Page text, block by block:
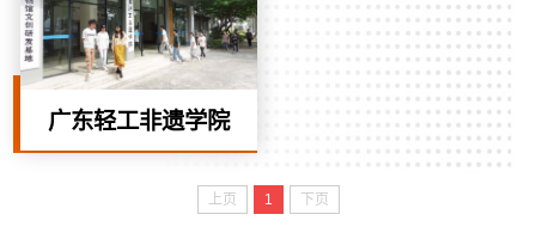
广东轻工非遗学院
上页 1 下页